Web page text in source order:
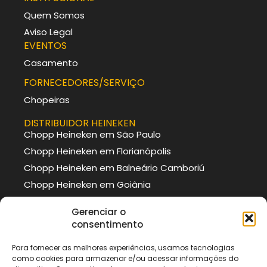
Gerenciar o
consentimento
Para fornecer as melhores experiências, usamos tecnologias
como cookies para armazenar e/ou acessar informações do
Quem Somos
Aviso Legal
EVENTOS
Casamento
FORNECEDORES/SERVIÇO
Chopeiras
DISTRIBUIDOR HEINEKEN
Chopp Heineken em São Paulo
Chopp Heineken em Florianópolis
Chopp Heineken em Balneário Camboriú
Chopp Heineken em Goiânia
DISTRIBUIDOR BRAHMA
Chopp Brahma em Curitiba
Chopp Brahma em Itajaí